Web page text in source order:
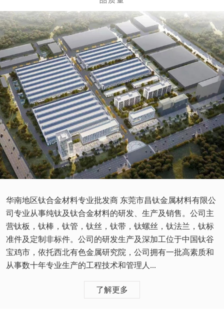
华南地区钛合金材料专业批发商 东莞市昌钛金属材料有限公
司专业从事纯钛及钛合金材料的研发、生产及销售。公司主
营钛板，钛棒，钛管，钛丝，钛带，钛螺丝，钛法兰，钛标
准件及定制非标件。公司的研发生产及深加工位于中国钛谷
宝鸡市，依托西北有色金属研究院，公司拥有一批高素质和
从事数十年专业生产的工程技术和管理人...
了解更多